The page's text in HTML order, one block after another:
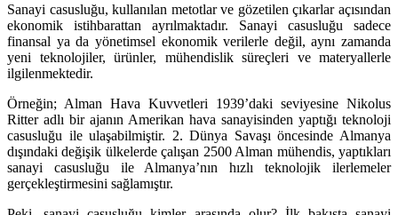
Sanayi casusluğu, kullanılan metotlar ve gözetilen çıkarlar açısından
ekonomik istihbarattan ayrılmaktadır. Sanayi casusluğu sadece
finansal ya da yönetimsel ekonomik verilerle değil, aynı zamanda
yeni teknolojiler, ürünler, mühendislik süreçleri ve materyallerle
ilgilenmektedir.
Örneğin; Alman Hava Kuvvetleri 1939’daki seviyesine Nikolus
Ritter adlı bir ajanın Amerikan hava sanayisinden yaptığı teknoloji
casusluğu ile ulaşabilmiştir. 2. Dünya Savaşı öncesinde Almanya
dışındaki değişik ülkelerde çalışan 2500 Alman mühendis, yaptıkları
sanayi casusluğu ile Almanya’nın hızlı teknolojik ilerlemeler
gerçekleştirmesini sağlamıştır.